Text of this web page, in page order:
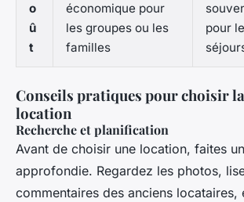
o
û
t
économique pour
les groupes ou les
familles
pour
Conseils pratiques pour choisir
location
Recherche et planification
Avant de choisir une location, faites
approfondie. Regardez les photos,
commentaires des anciens locataires,